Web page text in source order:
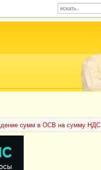
сумм в ОСВ на сумму НДС